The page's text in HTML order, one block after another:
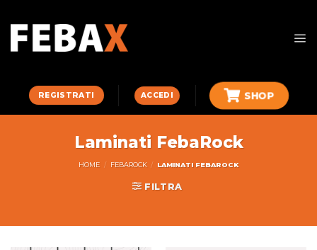
content
REGISTRATI ACCEDI SHOP
Laminati FebaRock
HOME / FEBAROCK / LAMINATI FEBAROCK
FILTRA